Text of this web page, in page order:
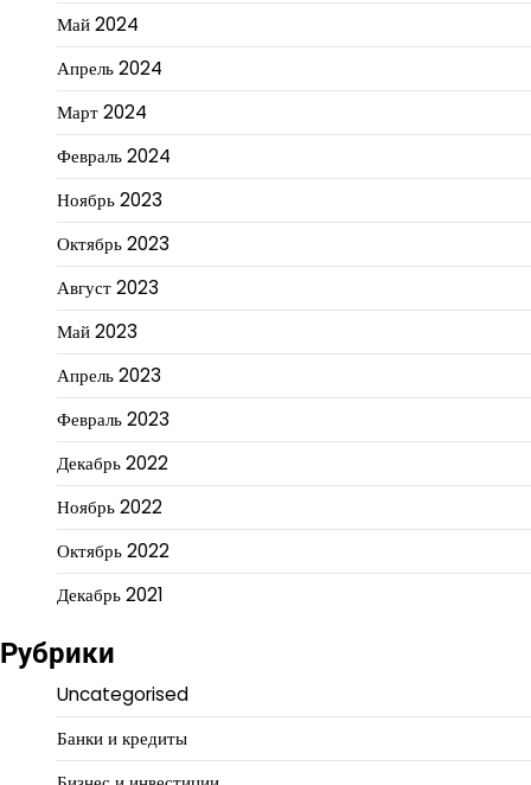
Май 2024
Апрель 2024
Март 2024
Февраль 2024
Ноябрь 2023
Октябрь 2023
Август 2023
Май 2023
Апрель 2023
Февраль 2023
Декабрь 2022
Ноябрь 2022
Октябрь 2022
Декабрь 2021
Рубрики
Uncategorised
Банки и кредиты